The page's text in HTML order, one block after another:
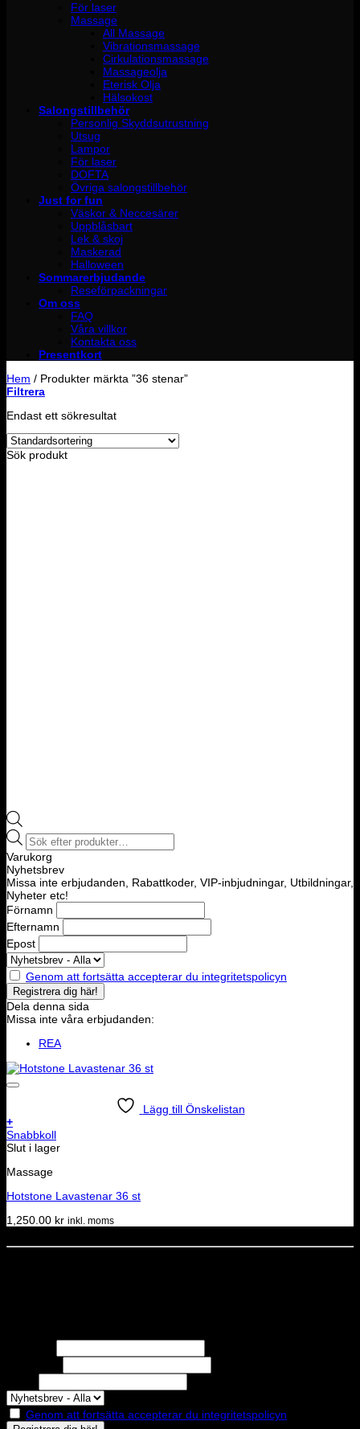
För laser
Massage
All Massage
Vibrationsmassage
Cirkulationsmassage
Massageolja
Eterisk Olja
Hälsokost
Salongstillbehör
Personlig Skyddsutrustning
Utsug
Lampor
För laser
DOFTA
Övriga salongstillbehör
Just for fun
Väskor & Neccesärer
Uppblåsbart
Lek & skoj
Maskerad
Halloween
Sommarerbjudande
Reseförpackningar
Om oss
FAQ
Våra villkor
Kontakta oss
Presentkort
Hem / Produkter märkta ”36 stenar”
Filtrera
Endast ett sökresultat
Sök produkt
Products
search
Varukorg
Nyhetsbrev
Missa inte erbjudanden, Rabattkoder, VIP-inbjudningar, Utbildningar,
Nyheter etc!
Förnamn
Efternamn
Epost
Genom att fortsätta accepterar du integritetspolicyn
Dela denna sida
Missa inte våra erbjudanden:
REA
Lägg till Önskelistan
+
Snabbkoll
Slut i lager
Massage
Hotstone Lavastenar 36 st
1,250.00 kr inkl. moms
Genom att fortsätta accepterar du integritetspolicyn